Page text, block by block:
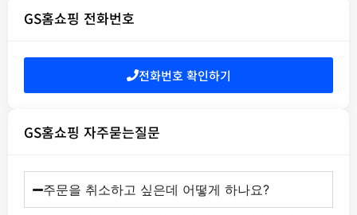
GS홈쇼핑 전화번호
전화번호 확인하기
GS홈쇼핑 자주묻는질문
주문을 취소하고 싶은데 어떻게 하나요?